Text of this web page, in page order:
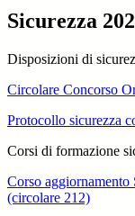
Sicurezza
Disposizioni di
Circolare Concorso
Protocollo sicurezza
Corsi di formazione
Corso
(circolare 212)